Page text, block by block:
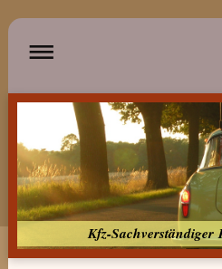
Kfz-Sachverständiger